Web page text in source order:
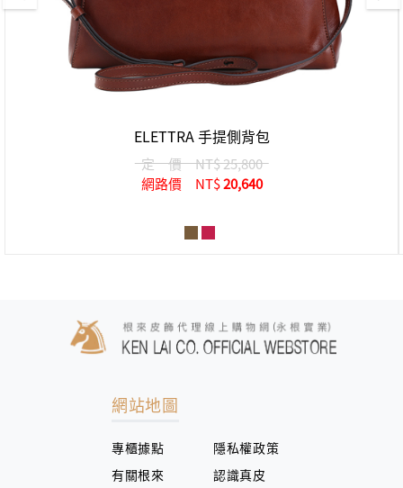
ELETTRA 手提側背包
定 價NT$ 25,800
網路價
NT$20,640
網站地圖
專櫃據點
隱私權政策
有關根來
認識真皮